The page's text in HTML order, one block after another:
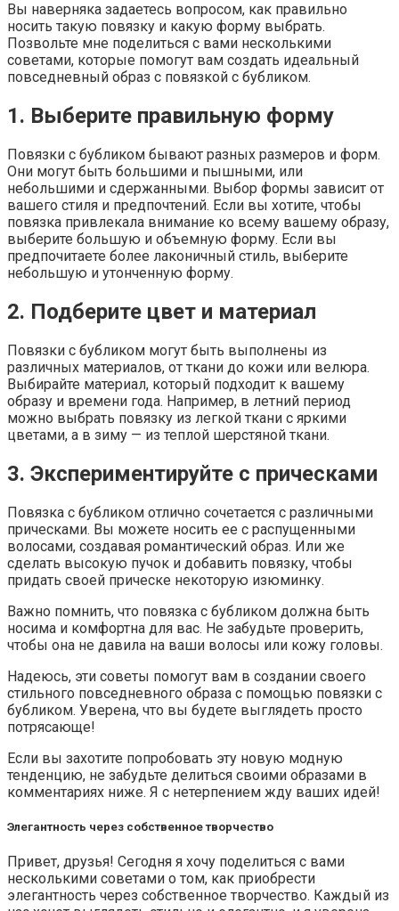
Вы наверняка задаетесь вопросом, как правильно
носить такую повязку и какую форму выбрать.
Позвольте мне поделиться с вами несколькими
советами, которые помогут вам создать идеальный
повседневный образ с повязкой с бубликом.
1. Выберите правильную форму
Повязки с бубликом бывают разных размеров и форм.
Они могут быть большими и пышными, или
небольшими и сдержанными. Выбор формы зависит от
вашего стиля и предпочтений. Если вы хотите, чтобы
повязка привлекала внимание ко всему вашему образу,
выберите большую и объемную форму. Если вы
предпочитаете более лаконичный стиль, выберите
небольшую и утонченную форму.
2. Подберите цвет и материал
Повязки с бубликом могут быть выполнены из
различных материалов, от ткани до кожи или велюра.
Выбирайте материал, который подходит к вашему
образу и времени года. Например, в летний период
можно выбрать повязку из легкой ткани с яркими
цветами, а в зиму — из теплой шерстяной ткани.
3. Экспериментируйте с прическами
Повязка с бубликом отлично сочетается с различными
прическами. Вы можете носить ее с распущенными
волосами, создавая романтический образ. Или же
сделать высокую пучок и добавить повязку, чтобы
придать своей прическе некоторую изюминку.
Важно помнить, что повязка с бубликом должна быть
носима и комфортна для вас. Не забудьте проверить,
чтобы она не давила на ваши волосы или кожу головы.
Надеюсь, эти советы помогут вам в создании своего
стильного повседневного образа с помощью повязки с
бубликом. Уверена, что вы будете выглядеть просто
потрясающе!
Если вы захотите попробовать эту новую модную
тенденцию, не забудьте делиться своими образами в
комментариях ниже. Я с нетерпением жду ваших идей!
Элегантность через собственное творчество
Привет, друзья! Сегодня я хочу поделиться с вами
несколькими советами о том, как приобрести
элегантность через собственное творчество. Каждый из